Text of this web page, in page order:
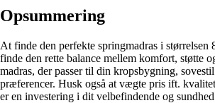
Opsummering
At finde den perfekte springmadras i størrelsen
finde den rette balance mellem komfort, støtte
madras, der passer til din kropsbygning,
præferencer. Husk også at vægte pris ift.
er en investering i dit velbefindende og